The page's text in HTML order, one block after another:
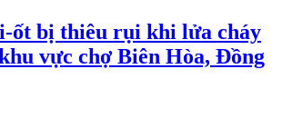
ốt bị thiêu rụi khi lửa cháy
vực chợ Biên Hòa, Đồng